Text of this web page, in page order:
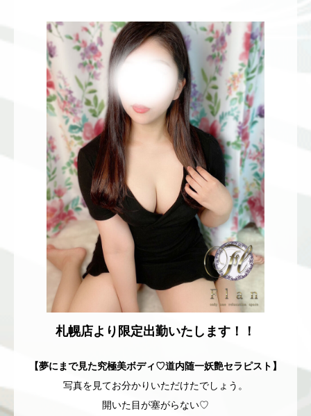
札幌店より限定出勤いたします！！
【夢にまで見た究極美ボディ♡道内随一妖艶セラピスト】
写真を見てお分かりいただけたでしょう。
開いた目が塞がらない♡